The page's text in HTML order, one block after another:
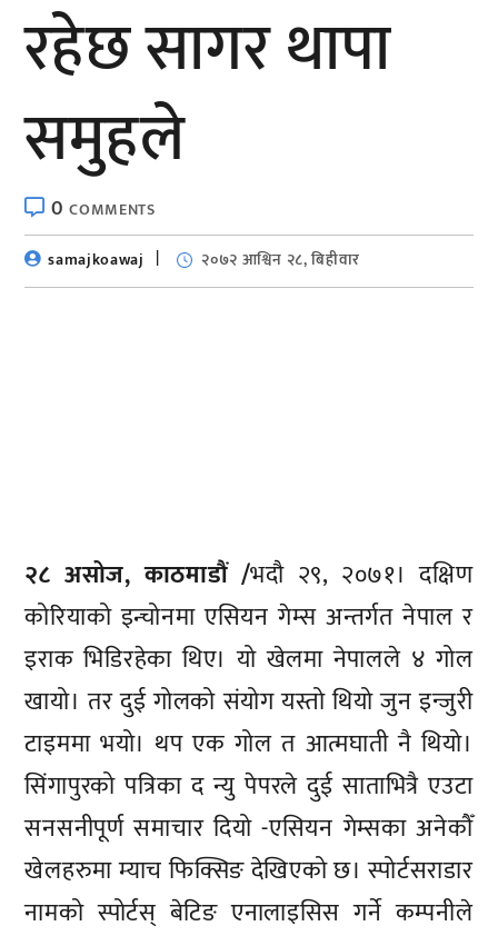
रहेछ सागर थापा
समुहले
0COMMENTS
samajkoawaj
२०७२ आश्विन २८, बिहीवार
२८ असोज, काठमाडौं /भदौ २९, २०७१। दक्षिण
कोरियाको इन्चोनमा एसियन गेम्स अन्तर्गत नेपाल र
इराक भिडिरहेका थिए। यो खेलमा नेपालले ४ गोल
खायो। तर दुई गोलको संयोग यस्तो थियो जुन इन्जुरी
टाइममा भयो। थप एक गोल त आत्मघाती नै थियो।
सिंगापुरको पत्रिका द न्यु पेपरले दुई साताभित्रै एउटा
सनसनीपूर्ण समाचार दियो -एसियन गेम्सका अनेकौँ
खेलहरुमा म्याच फिक्सिङ देखिएको छ। स्पोर्टसराडार
नामको स्पोर्टस् बेटिङ एनालाइसिस गर्ने कम्पनीले